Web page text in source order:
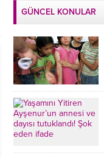
GÜNCEL KONULAR